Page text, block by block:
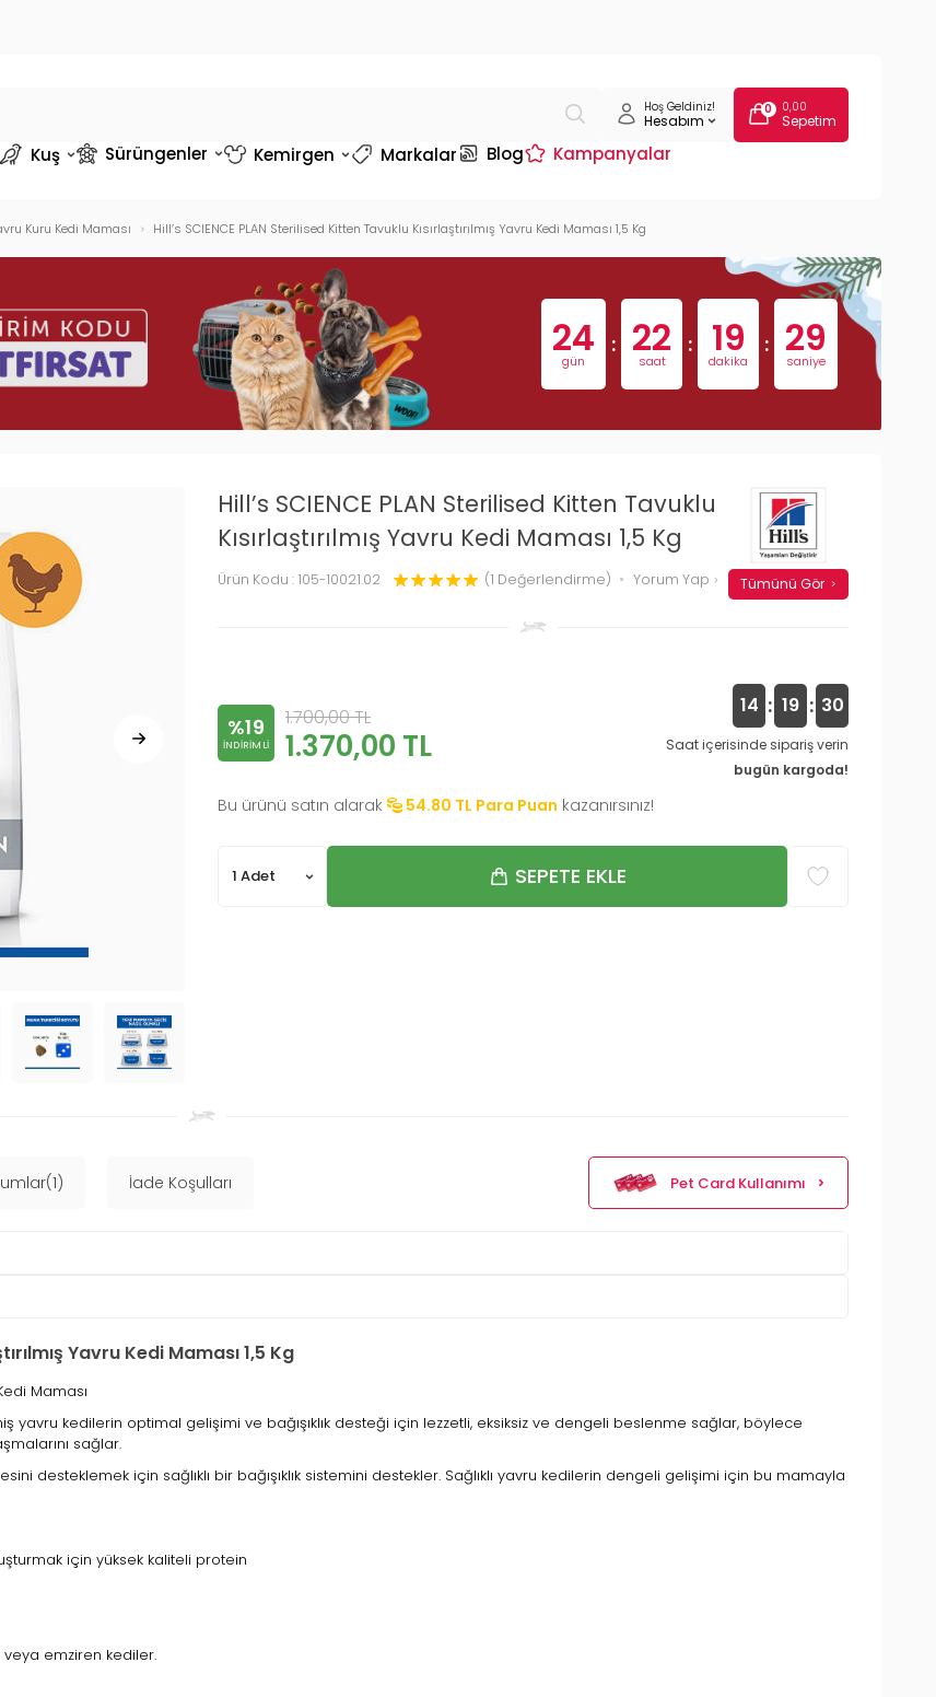
Hoş Geldiniz!
Hesabım
0 0,00
Sepetim
Kuş Sürüngenler Kemirgen Markalar Blog Kampanyalar
Kuru Kedi Maması Hill’s SCIENCE PLAN Sterilised Kitten Tavuklu Kısırlaştırılmış Yavru Kedi Maması 1,5 Kg
24
gün
: 22
saat
: 19
dakika
: 28
saniye
Hill’s SCIENCE PLAN Sterilised Kitten Tavuklu
Kısırlaştırılmış Yavru Kedi Maması 1,5 Kg
Ürün Kodu : 105-10021.02 (1 Değerlendirme) Yorum Yap Tümünü Gör
%19
INDIRIMLI
1.700,00TL
1.370,00 TL
14 : 19 : 29
Saat içerisinde sipariş verin
bugün kargoda!
Bu ürünü satın alarak 54.80 TL Para Puan kazanırsınız!
SEPETE EKLE
İade Koşulları Pet Card Kullanımı
Yavru Kedi Maması 1,5 Kg
Maması
yavru kedilerin optimal gelişimi ve bağışıklık desteği için lezzetli, eksiksiz ve dengeli beslenme sağlar, böylece
sağlar.
desteklemek için sağlıklı bir bağışıklık sistemini destekler. Sağlıklı yavru kedilerin dengeli gelişimi için bu mamayla
için yüksek kaliteli protein
emziren kediler.